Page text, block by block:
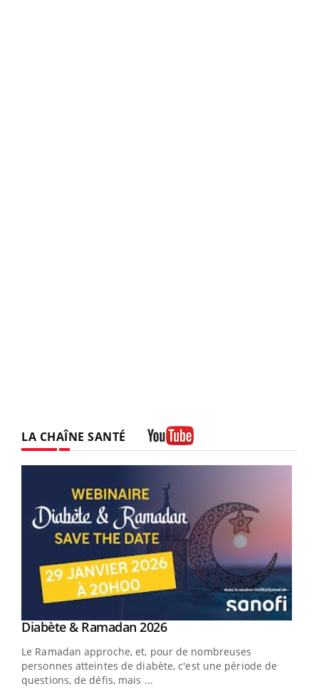
LA CHAÎNE SANTÉ
Youtube
Diabète & Ramadan 2026Youtube
Le Ramadan approche, et, pour de nombreuses
personnes atteintes de diabète, c'est une période de
questions, de défis, mais ...